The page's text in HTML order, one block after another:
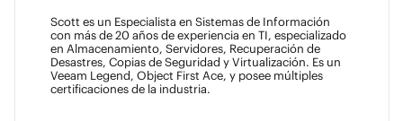
Scott es un Especialista en Sistemas de Información
con más de 20 años de experiencia en TI, especializado
en Almacenamiento, Servidores, Recuperación de
Desastres, Copias de Seguridad y Virtualización. Es un
Veeam Legend, Object First Ace, y posee múltiples
certificaciones de la industria.